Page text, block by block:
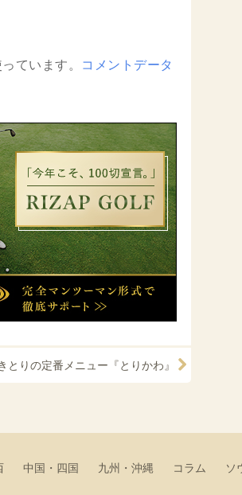
ています。
コメントデータ
とりの定番メニュー『とりかわ』
中国・四国 九州・沖縄 コラム ソ